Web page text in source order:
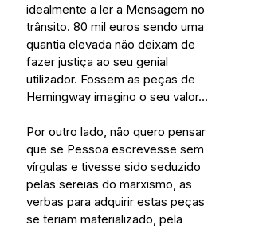
idealmente a ler a Mensagem no
trânsito. 80 mil euros sendo uma
quantia elevada não deixam de
fazer justiça ao seu genial
utilizador. Fossem as peças de
Hemingway imagino o seu valor…
Por outro lado, não quero pensar
que se Pessoa escrevesse sem
vírgulas e tivesse sido seduzido
pelas sereias do marxismo, as
verbas para adquirir estas peças
se teriam materializado, pela